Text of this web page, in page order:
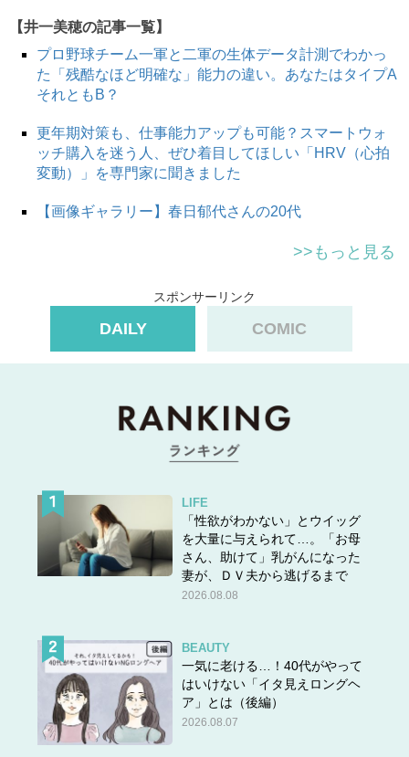
【井一美穂の記事一覧】
プロ野球チーム一軍と二軍の生体データ計測でわかっ
た「残酷なほど明確な」能力の違い。あなたはタイプA
それともB？
更年期対策も、仕事能力アップも可能？スマートウォ
ッチ購入を迷う人、ぜひ着目してほしい「HRV（心拍
変動）」を専門家に聞きました
【画像ギャラリー】春日郁代さんの20代
>>もっと見る
スポンサーリンク
DAILY COMIC
LIFE
「性欲がわかない」とウイッグ
を大量に与えられて…。「お母
さん、助けて」乳がんになった
妻が、ＤＶ夫から逃げるまで
2026.08.08
BEAUTY
一気に老ける…！40代がやって
はいけない「イタ見えロングヘ
ア」とは（後編）
2026.08.07